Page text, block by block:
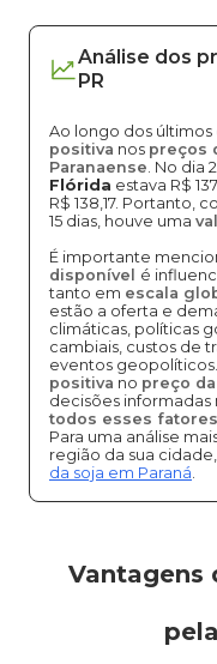
Análise dos
PR
Ao longo dos últimos
positiva nos preços
Paranaense. No dia
Flórida estava R$
R$ 138,17. Portanto,
15 dias, houve uma
É importante
disponível é
tanto em escala
estão a oferta e
climáticas, políticas
cambiais, custos de
eventos
positiva no preço
decisões informadas
todos esses fatores
Para uma análise
região da sua
da soja em Paraná.
Vantagens
pela